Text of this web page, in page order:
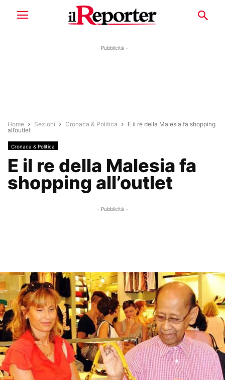
- Pubblicità -
Home Sezioni Cronaca & Politica
E il re della Malesia fa shopping
all’outlet
Cronaca & Politica
E il re della Malesia fa
shopping all’outlet
- Pubblicità -